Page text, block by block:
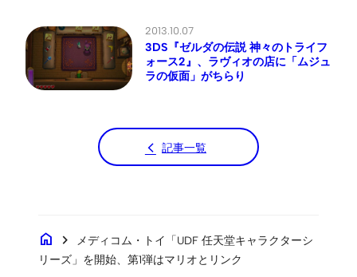
2013.10.07
3DS『ゼルダの伝説 神々のトライフ
ォース2』、ラヴィオの店に「ムジュ
ラの仮面」がちらり
記事一覧
home chevron_right
メディコム・トイ「UDF 任天堂キャラクターシ
リーズ」を開始、第1弾はマリオとリンク